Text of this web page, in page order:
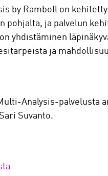
by Ramboll on
pohjalta, ja palvelun
yhdistäminen
ja
Analysis-palvelusta
Suvanto.